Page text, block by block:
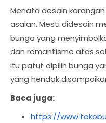
Menata desain
asalan. Mesti didesain
bunga yang
dan romantisme atas
itu patut dipilih bunga
yang hendak
Baca juga:
https://